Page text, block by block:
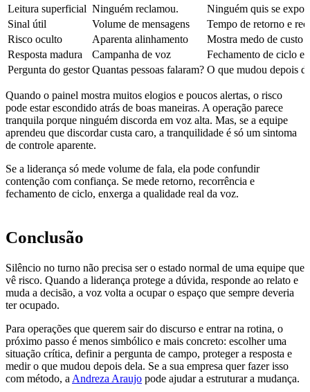
Leitura superficial Ninguém reclamou.
Ninguém quis se expor.
Sinal útil
Volume de mensagens
Tempo de retorno e
Risco oculto
Aparenta alinhamento
Mostra medo de custo
Resposta madura
Campanha de voz
Fechamento de ciclo e
Pergunta do gestor Quantas pessoas falaram? O que mudou depois
Quando o painel mostra muitos elogios e poucos alertas, o risco
pode estar escondido atrás de boas maneiras. A operação parece
tranquila porque ninguém discorda em voz alta. Mas, se a equipe
aprendeu que discordar custa caro, a tranquilidade é só um sintoma
de controle aparente.
Se a liderança só mede volume de fala, ela pode confundir
contenção com confiança. Se mede retorno, recorrência e
fechamento de ciclo, enxerga a qualidade real da voz.
Conclusão
Silêncio no turno não precisa ser o estado normal de uma equipe que
vê risco. Quando a liderança protege a dúvida, responde ao relato e
muda a decisão, a voz volta a ocupar o espaço que sempre deveria
ter ocupado.
Para operações que querem sair do discurso e entrar na rotina, o
próximo passo é menos simbólico e mais concreto: escolher uma
situação crítica, definir a pergunta de campo, proteger a resposta e
medir o que mudou depois dela. Se a sua empresa quer fazer isso
com método, a Andreza Araujo pode ajudar a estruturar a mudança.